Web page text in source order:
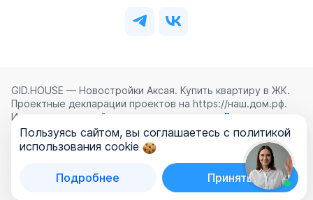
GID.HOUSE — Новостройки Аксая. Купить квартиру в ЖК.
Проектные декларации проектов на https://наш.дом.рф.
Использование сайта означает согласие с
Лицензионным
соглашением ,Политикой конфиденциальностии
Политикой обработки персональных данных
ООО «ГИД.ХАУЗ»
Пользуясь сайтом, вы соглашаетесь с политикой
использования cookie
Подробнее Принять